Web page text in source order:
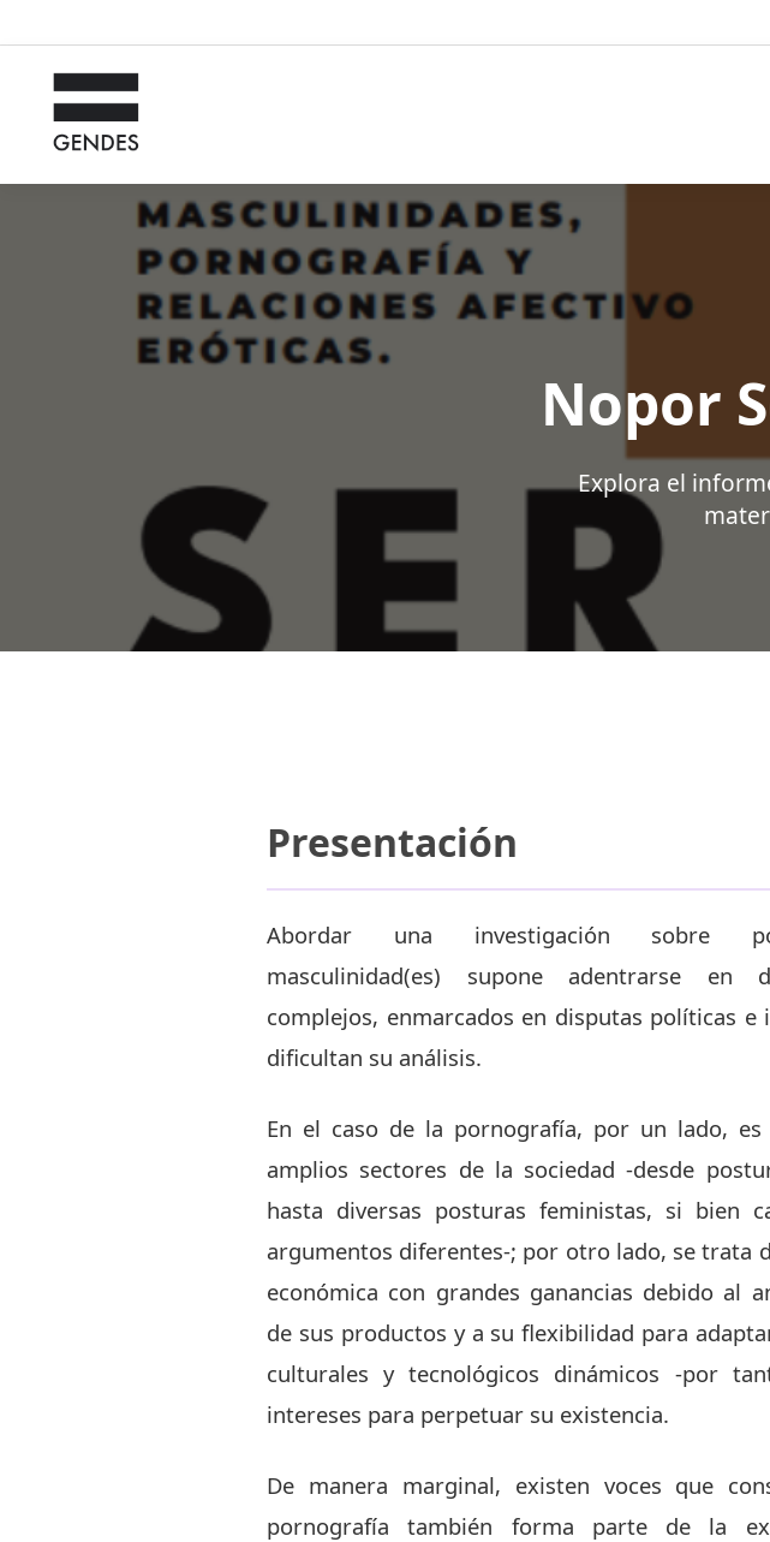
Nopor
Explora el
Presentación
Abordar una investigación sobre
masculinidad(es) supone adentrarse en
complejos, enmarcados en disputas políticas e
dificultan su análisis.
En el caso de la pornografía, por un lado,
amplios sectores de la sociedad -desde
hasta diversas posturas feministas, si bien
argumentos diferentes-; por otro lado, se trata
económica con grandes ganancias debido al
de sus productos y a su flexibilidad para
culturales y tecnológicos dinámicos -por
intereses para perpetuar su existencia.
De manera marginal, existen voces que
pornografía también forma parte de la